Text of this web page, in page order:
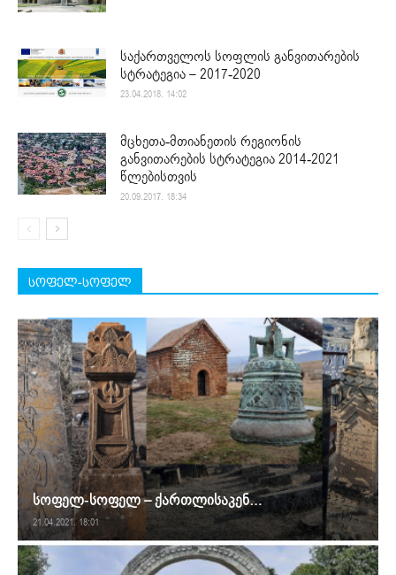
საქართველოს სოფლის განვითარების
სტრატეგია – 2017-2020
23.04.2018. 14:02
მცხეთა-მთიანეთის რეგიონის
განვითარების სტრატეგია 2014-2021
წლებისთვის
20.09.2017. 18:34
სოფელ-სოფელ
სოფელ-სოფელ – ქართლისაკენ…
21.04.2021. 18:01